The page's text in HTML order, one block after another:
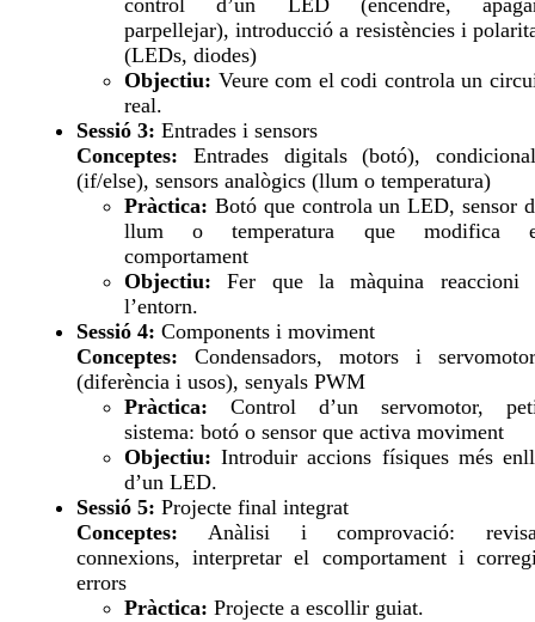
control d’un LED (encendre,
parpellejar), introducció a resistències i
(LEDs, diodes)
Objectiu: Veure com el codi controla un
real.
Sessió 3: Entrades i sensors
Conceptes: Entrades digitals (botó),
(if/else), sensors analògics (llum o temperatura)
Pràctica: Botó que controla un LED, sensor
llum o temperatura que modifica
comportament
Objectiu: Fer que la màquina reaccioni
l’entorn.
Sessió 4: Components i moviment
Conceptes: Condensadors, motors i
(diferència i usos), senyals PWM
Pràctica: Control d’un servomotor,
sistema: botó o sensor que activa moviment
Objectiu: Introduir accions físiques més
d’un LED.
Sessió 5: Projecte final integrat
Conceptes: Anàlisi i comprovació:
connexions, interpretar el comportament i
errors
Pràctica: Projecte a escollir guiat.